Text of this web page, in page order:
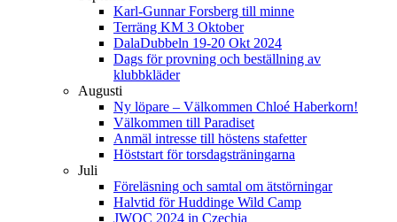
Karl-Gunnar Forsberg till minne
Terräng KM 3 Oktober
DalaDubbeln 19-20 Okt 2024
Dags för provning och beställning av
klubbkläder
Augusti
Ny löpare – Välkommen Chloé Haberkorn!
Välkommen till Paradiset
Anmäl intresse till höstens stafetter
Höststart för torsdagsträningarna
Juli
Föreläsning och samtal om ätstörningar
Halvtid för Huddinge Wild Camp
JWOC 2024 in Czechia